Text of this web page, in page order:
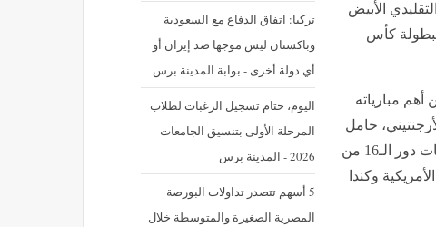
تركيا: اتفاق الدفاع مع السعودية
وباكستان ليس موجها ضد إيران أو
أي دولة أخرى - بوابة المدينة برس
اليوم، ختام تسجيل الرغبات لطلاب
المرحلة الأولى بتنسيق الجامعات
2026 - المدينة برس
5 أسهم تتصدر تداولات البورصة
المصرية الصغيرة والمتوسطة خلال
الأبيض
في المباراة التي تجمع الفريقين في دور الـ16 لبطولة كأس
مبارياته
حامل
، مساء الثلاثاء المقبل، ضمن منافسات دور الـ16 من
وكندا